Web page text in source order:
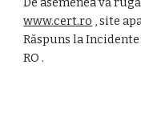
www.cert.ro , site
Răspuns la
RO .